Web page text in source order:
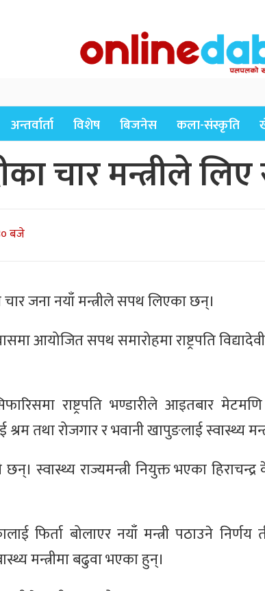
अन्तर्वार्ता विशेष बिजनेस कला-संस्कृति
चार मन्त्रीले
बजे
जना नयाँ मन्त्रीले सपथ लिएका छन्।
आयोजित सपथ समारोहमा राष्ट्रपति
राष्ट्रपति भण्डारीले आइतबार
तथा रोजगार र भवानी खापुङलाई स्वास्थ्य
स्वास्थ्य राज्यमन्त्री नियुक्त भएका हिराचन्द्र
फिर्ता बोलाएर नयाँ मन्त्री पठाउने निर्णय
मन्त्रीमा बढुवा भएका हुन्।